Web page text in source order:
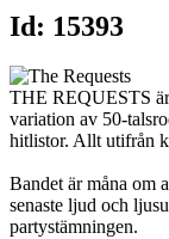
Id: 15393
THE REQUESTS
variation av 50-
hitlistor. Allt utifrån
Bandet är måna om
senaste ljud och
partystämningen.